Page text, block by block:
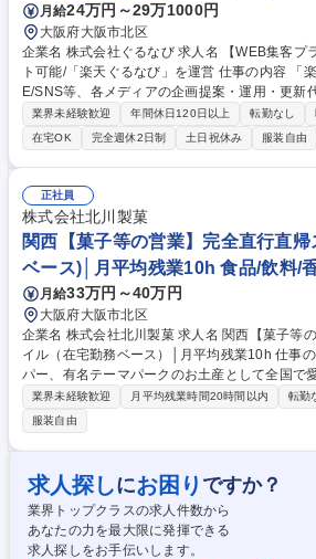
月給24万円～29万1000円
大阪府大阪市北区
企業名 株式会社ぐるなび 求人名 【WEB集客プランナー/大阪】フルリモー
ト可能/「楽天ぐるなび」を運営 仕事の内容 「楽天ぐるなび」/Google/LIN
E/SNS等、各メディアの企画提案・運用・更新
す。各データを元に分析・提案を行い、年間を
る業務となります。 【詳細】代行商品契約店舗のフロント担当として、各
種データを用いた分析、それを基に各メディア
稿画像の作成やライティング等の制作業務■パ
どうすればWeb集客（ネット予約）をさらに延
リアの飲食店様の予約傾向や、ユーザーがどの
ているかなどを分析したうえで、担当店舗にあ
す。 募集職種 【WEB集客プランナー/大阪】フルリモート可能/「楽天ぐる
なび」を運営
業界未経験歓迎 年間休日120日以上 転勤なし
在宅OK
完全週休2日制 土日祝休み 服装自由
正社員
株式会社北川製菓
関西【菓子等の営業】完全直行直
ベース)│月平均残業10h 食品/飲料/
月給33万円～40万円
大阪府大阪市北区
企業名 株式会社北川製菓 求人名 関西【菓子等の営業】完全直行直帰スタ
イル（在宅勤務ベース）│月平均残業10h 仕事の内容 コンビニや大手スー
パー、有名テーマパークのお土産として全国で
子を手掛ける当社。今回は、さらなる販路拡大
せられる「即戦力の営業メンバー」を募集します。 具体的には『食
（問屋）や大手流通チェーン等へのルート営業
ます。 ■新規既存割合：既存顧客対応がメイン
客先：問屋さんがメイン■アポ手法：訪問■チー
エリアを担当しているチーム■顧客エリア：関
回程度、本社（長野県）への出張があります。 募集職種 関西【菓子等の
営業】完全直行直帰スタイル（在宅勤務ベース
業界未経験歓迎 月平均残業時間20時間以内 転勤
服装自由
求人探しにお困り ですか？
業界トップクラスの求人件数から
あなたの力を最大限に発揮できる
求人探しをお手伝いします。